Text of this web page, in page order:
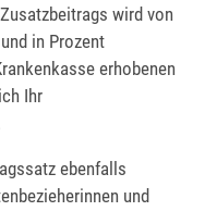
wird von
in Prozent
erhobenen
Ihr
ebenfalls
und